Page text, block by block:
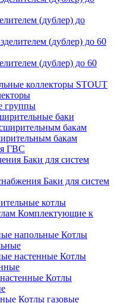
(дублер) до
(дублер) до 60
STOUT
группы
баки
бакам
ГВС
Баки для систем
Баки для систем
котлы
Комплектующие к
Котлы
Котлы
Котлы
Котлы газовые